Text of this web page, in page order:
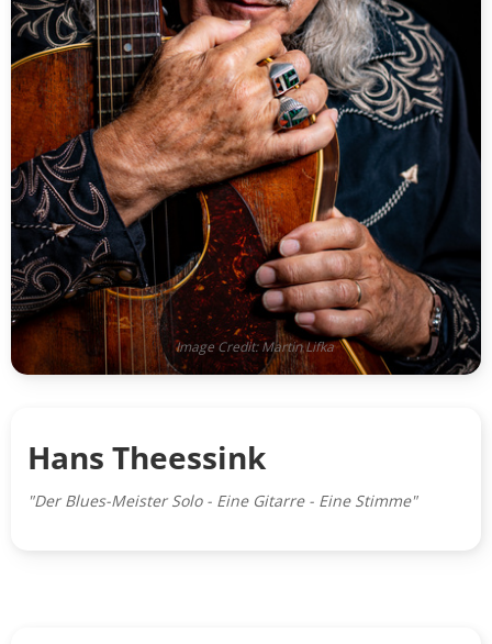
Image Credit: Martin Lifka
Hans Theessink
"Der Blues-Meister Solo - Eine Gitarre - Eine Stimme"